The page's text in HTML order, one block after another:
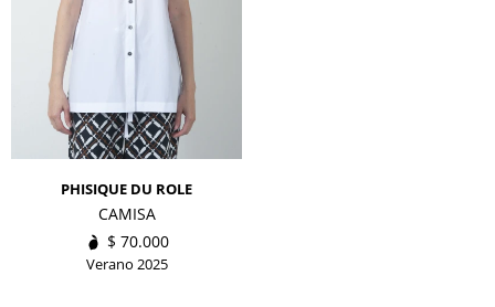
PHISIQUE DU ROLE
CAMISA
$ 70.000
Verano 2025